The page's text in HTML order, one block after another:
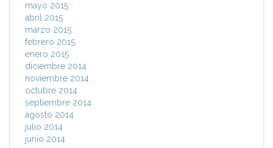
mayo 2015
abril 2015
marzo 2015
febrero 2015
enero 2015
diciembre 2014
noviembre 2014
octubre 2014
septiembre 2014
agosto 2014
julio 2014
junio 2014